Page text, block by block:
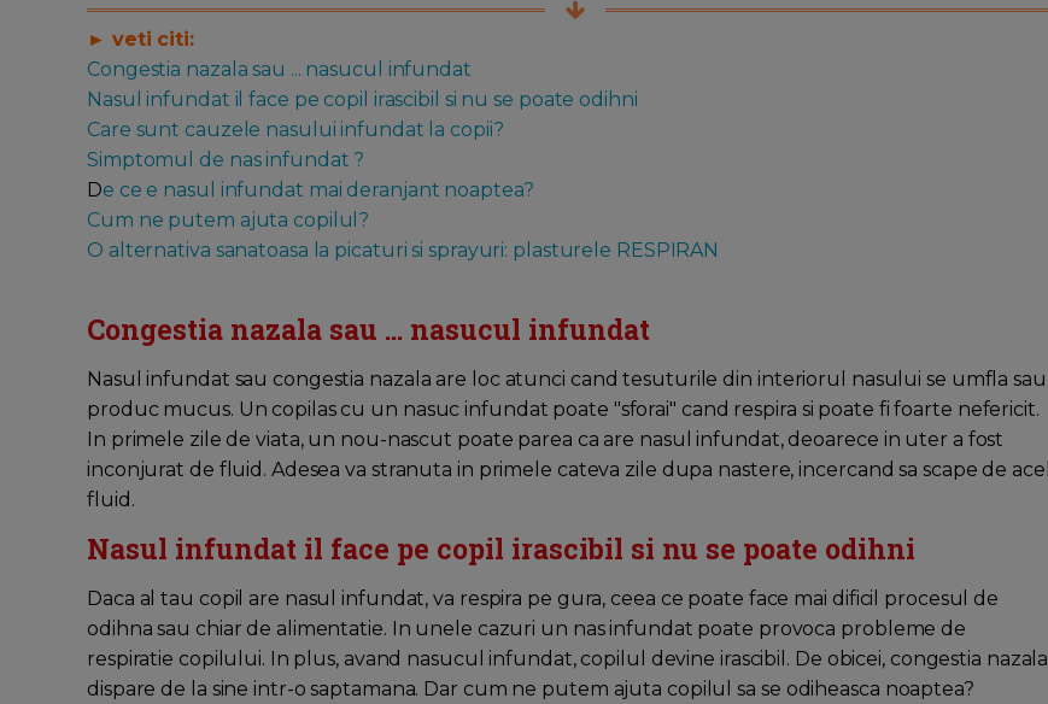
► veti citi:
Congestia nazala sau ... nasucul infundat
Nasul infundat il face pe copil irascibil si nu se poate odihni
Care sunt cauzele nasului infundat la copii?
Simptomul de nas infundat ?
De ce e nasul infundat mai deranjant noaptea?
Cum ne putem ajuta copilul?
O alternativa sanatoasa la picaturi si sprayuri: plasturele RESPIRAN
Congestia nazala sau ... nasucul infundat
Nasul infundat sau congestia nazala are loc atunci cand tesuturile din interiorul nasului se umfla sau
produc mucus. Un copilas cu un nasuc infundat poate "sforai" cand respira si poate fi foarte nefericit.
In primele zile de viata, un nou-nascut poate parea ca are nasul infundat, deoarece in uter a fost
inconjurat de fluid. Adesea va stranuta in primele cateva zile dupa nastere, incercand sa scape de acel
fluid.
Nasul infundat il face pe copil irascibil si nu se poate odihni
Daca al tau copil are nasul infundat, va respira pe gura, ceea ce poate face mai dificil procesul de
odihna sau chiar de alimentatie. In unele cazuri un nas infundat poate provoca probleme de
respiratie copilului. In plus, avand nasucul infundat, copilul devine irascibil. De obicei, congestia nazala
dispare de la sine intr-o saptamana. Dar cum ne putem ajuta copilul sa se odiheasca noaptea?